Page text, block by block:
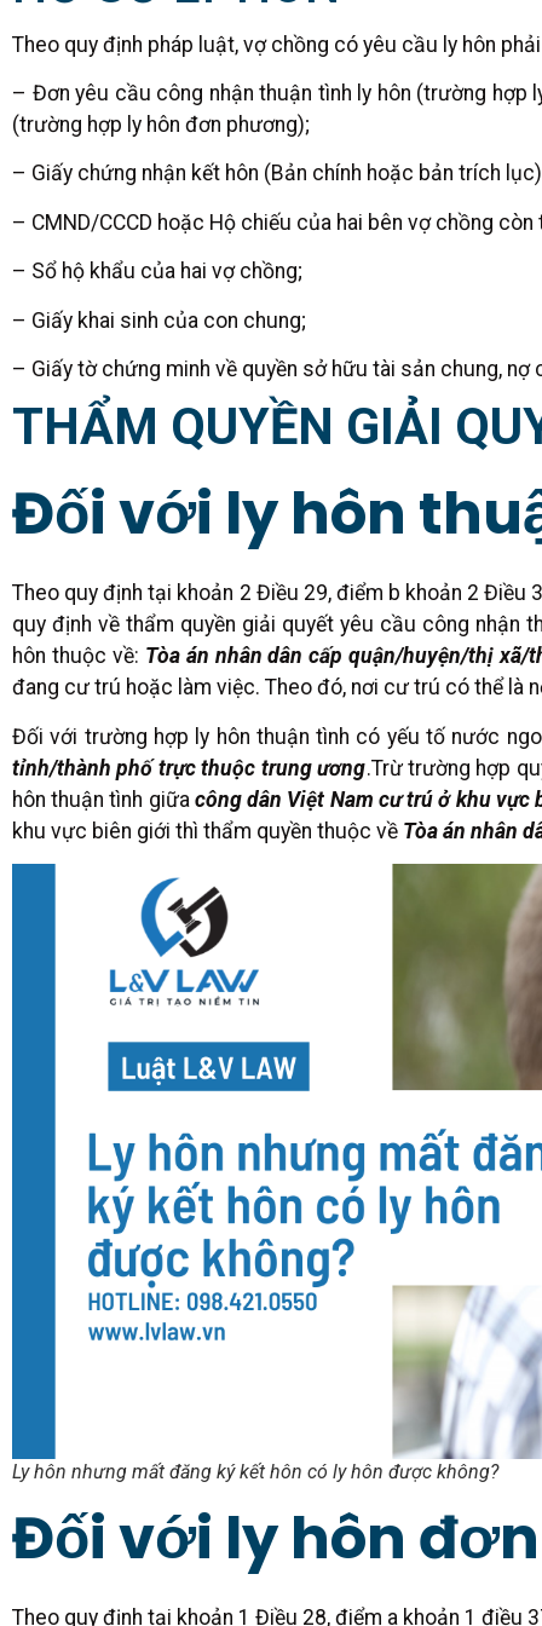
Theo quy định pháp luật, vợ chồng có yêu cầu ly hôn
– Đơn yêu cầu công nhận thuận tình ly hôn (trường hợp
(trường hợp ly hôn đơn phương);
– Giấy chứng nhận kết hôn (Bản chính hoặc bản trích
– CMND/CCCD hoặc Hộ chiếu của hai bên vợ chồng
– Sổ hộ khẩu của hai vợ chồng;
– Giấy khai sinh của con chung;
– Giấy tờ chứng minh về quyền sở hữu tài sản chung, nợ
THẨM QUYỀN GIẢI
Đối với ly hôn
Theo quy định tại khoản 2 Điều 29, điểm b khoản 2
quy định về thẩm quyền giải quyết yêu cầu công nhận
hôn thuộc về: Tòa án nhân dân cấp quận/huyện/thị
đang cư trú hoặc làm việc. Theo đó, nơi cư trú có thể là
Đối với trường hợp ly hôn thuận tình có yếu tố nước
tỉnh/thành phố trực thuộc trung ương.Trừ trường hợp
hôn thuận tình giữa công dân Việt Nam cư trú ở khu
khu vực biên giới thì thẩm quyền thuộc về Tòa án nhân
Ly hôn nhưng mất đăng ký kết hôn có ly hôn được không?
Đối với ly hôn
Theo quy định tại khoản 1 Điều 28, điểm a khoản 1 điều